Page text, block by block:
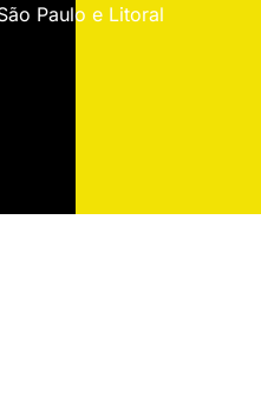
Paulo e Litoral